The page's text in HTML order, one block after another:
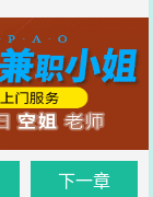
下一章